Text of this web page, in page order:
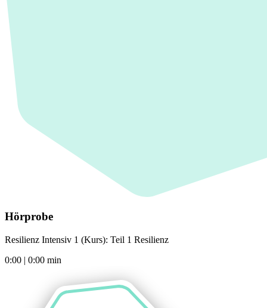
Hörprobe
Resilienz Intensiv 1 (Kurs): Teil 1 Resilienz
0:00 | 0:00 min